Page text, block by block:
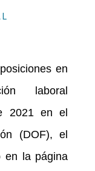
en
laboral
2021 en el
(DOF), el
en la página